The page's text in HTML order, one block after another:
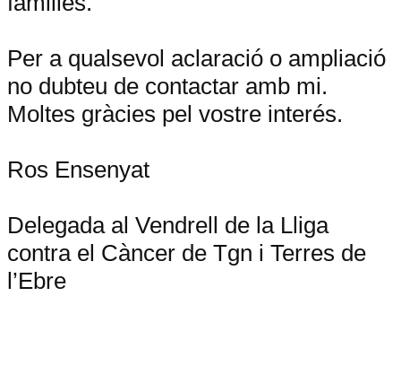
Per a qualsevol aclaració o ampliació
no dubteu de contactar amb mi.
Moltes gràcies pel vostre interés.
Ros Ensenyat
Delegada al Vendrell de la Lliga
contra el Càncer de Tgn i Terres de
l’Ebre